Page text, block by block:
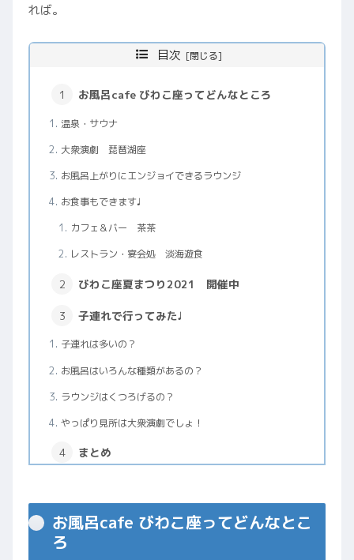
れば。
目次
お風呂cafe びわこ座ってどんなところ
温泉・サウナ
大衆演劇 琵琶湖座
お風呂上がりにエンジョイできるラウンジ
お食事もできます♩
カフェ＆バー 茶茶
レストラン・宴会処 淡海遊食
びわこ座夏まつり2021 開催中
子連れで行ってみた♩
子連れは多いの？
お風呂はいろんな種類があるの？
ラウンジはくつろげるの？
やっぱり見所は大衆演劇でしょ！
まとめ
お風呂cafe びわこ座ってどんなとこ
ろ